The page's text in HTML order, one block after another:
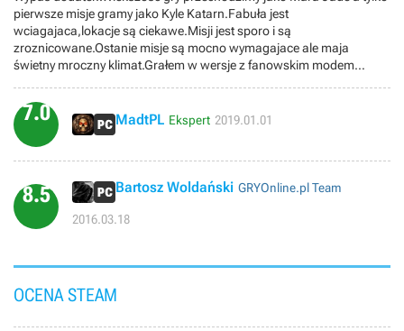
pierwsze misje gramy jako Kyle Katarn.Fabuła jest
wciagajaca,lokacje są ciekawe.Misji jest sporo i są
zroznicowane.Ostanie misje są mocno wymagajace ale maja
świetny mroczny klimat.Grałem w wersje z fanowskim modem
7.0 MadtPL Ekspert 2019.01.01
8.5 Bartosz Woldański GRYOnline.pl Team
2016.03.18
OCENA STEAM